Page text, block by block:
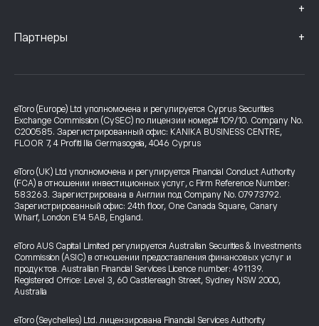
+
Партнеры +
eToro (Europe) Ltd уполномочена и регулируется Cyprus Securities
Exchange Commission (CySEC) по лицензии номер# 109/10. Company No.
C200585. Зарегистрированный офис: KANIKA BUSINESS CENTRE,
FLOOR 7, 4 Profiti Ilia Germasogeia, 4046 Cyprus
eToro (UK) Ltd уполномочена и регулируется Financial Conduct Authority
(FCA) в отношении инвестиционных услуг, с Firm Reference Number:
583263. Зарегистрирована в Англии под Company No. 07973792.
Зарегистрированный офис: 24th floor, One Canada Square, Canary
Wharf, London E14 5AB, England.
eToro AUS Capital Limited регулируется Australian Securities & Investments
Commission (ASIC) в отношении предоставления финансовых услуг и
продуктов. Australian Financial Services Licence number: 491139.
Registered Office: Level 3, 60 Castlereagh Street, Sydney NSW 2000,
Australia
eToro (Seychelles) Ltd. лицензирована Financial Services Authority